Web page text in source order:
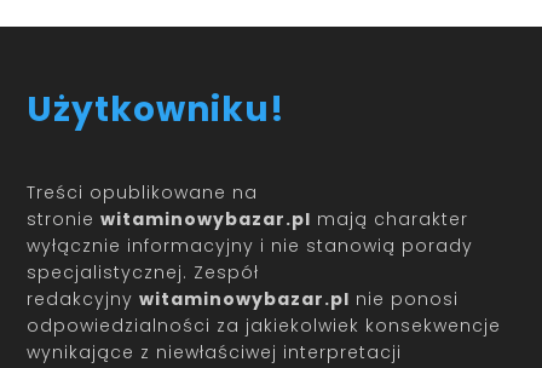
Użytkowniku!
Treści opublikowane na
stroniewitaminowybazar.pl mają charakter
wyłącznie informacyjny i nie stanowią porady
specjalistycznej. Zespół
redakcyjnywitaminowybazar.pl nie ponosi
odpowiedzialności za jakiekolwiek konsekwencje
wynikające z niewłaściwej interpretacji